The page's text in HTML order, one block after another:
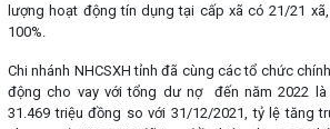
lượng hoạt động tín dụng tại cấp xã có 21/21
100%.
Chi nhánh NHCSXH tỉnh đã cùng các tổ chức
động cho vay với tổng dư nợ đến năm 2022 là
31.469 triệu đồng so với 31/12/2021, tỷ lệ tăng